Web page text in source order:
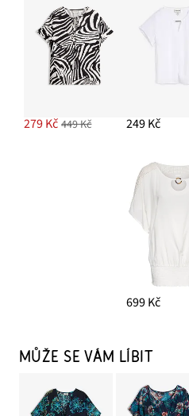
279 Kč 449 Kč 249 Kč
699 Kč
MŮŽE SE VÁM LÍBIT